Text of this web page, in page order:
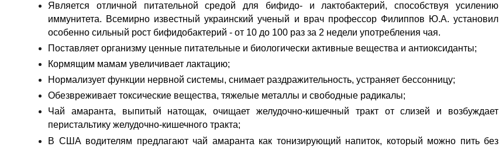
Является отличной питательной средой для бифидо- и лактобактерий, способствуя усилению
иммунитета. Всемирно известный украинский ученый и врач профессор Филиппов Ю.А. установил
особенно сильный рост бифидобактерий - от 10 до 100 раз за 2 недели употребления чая.
Поставляет организму ценные питательные и биологически активные вещества и антиоксиданты;
Кормящим мамам увеличивает лактацию;
Нормализует функции нервной системы, снимает раздражительность, устраняет бессонницу;
Обезвреживает токсические вещества, тяжелые металлы и свободные радикалы;
Чай амаранта, выпитый натощак, очищает желудочно-кишечный тракт от слизей и возбуждает
перистальтику желудочно-кишечного тракта;
В США водителям предлагают чай амаранта как тонизирующий напиток, который можно пить без